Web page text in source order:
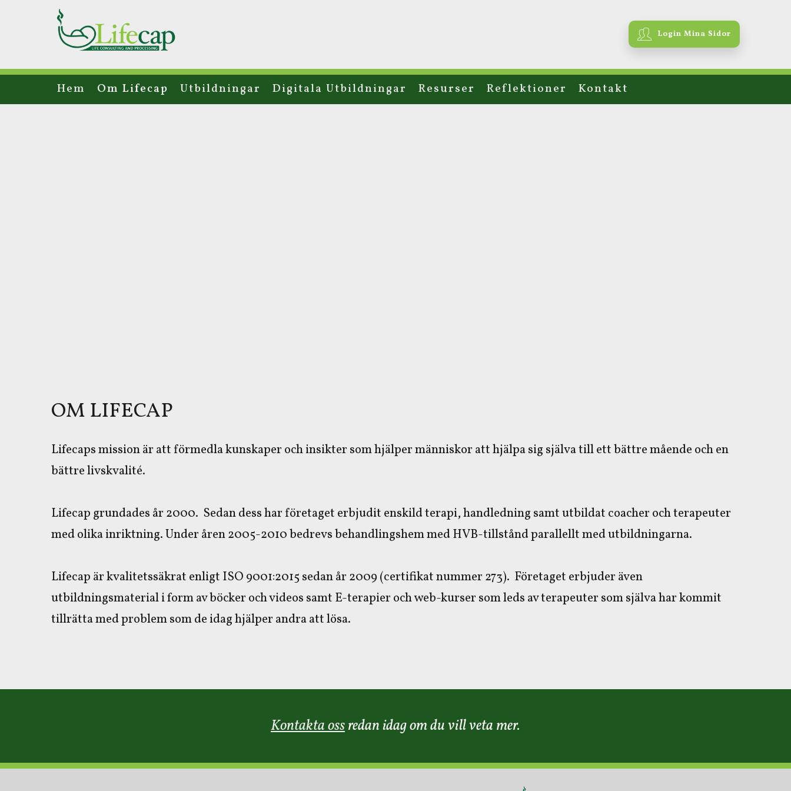
Login Mina Sidor
Hem Om Lifecap Utbildningar Digitala Utbildningar Resurser Reflektioner Kontakt
OM LIFECAP
Lifecaps mission är att förmedla kunskaper och insikter som hjälper människor att hjälpa sig själva till ett bättre mående och en
bättre livskvalité.
Lifecap grundades år 2000. Sedan dess har företaget erbjudit enskild terapi, handledning samt utbildat coacher och terapeuter
med olika inriktning. Under åren 2005-2010 bedrevs behandlingshem med HVB-tillstånd parallellt med utbildningarna.
Lifecap är kvalitetssäkrat enligt ISO 9001:2015 sedan år 2009 (certifikat nummer 273). Företaget erbjuder även
utbildningsmaterial i form av böcker och videos samt E-terapier och web-kurser som leds av terapeuter som själva har kommit
tillrätta med problem som de idag hjälper andra att lösa.
Kontakta ossredan idag om du vill veta mer.